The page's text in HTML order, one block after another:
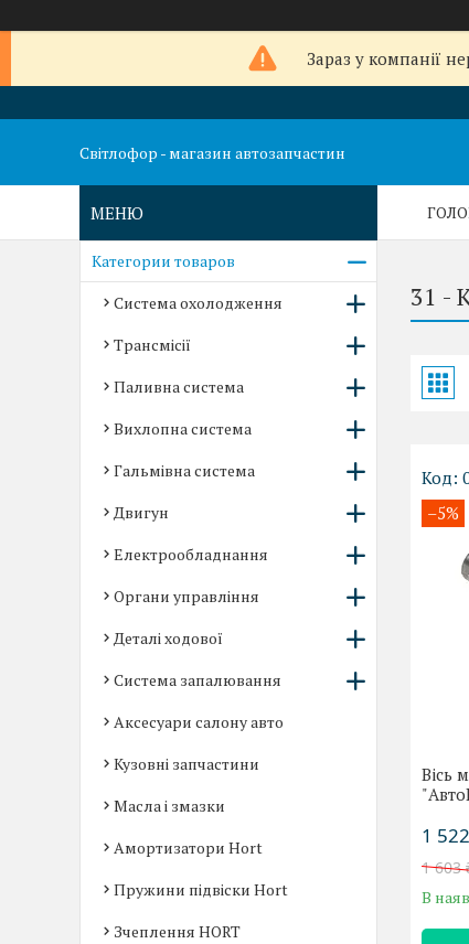
Зараз у компанії
Світлофор - магазин автозапчастин
31 -
–5%
Вісь
1
1 603
В
Категории товаров
Система охолодження
Трансмісії
Паливна система
Вихлопна система
Гальмівна система
Двигун
Електрообладнання
Органи управління
Деталі ходової
Система запалювання
Аксесуари салону авто
Кузовні запчастини
Масла і змазки
Амортизатори Hort
Пружини підвіски Hort
Зчеплення HORT